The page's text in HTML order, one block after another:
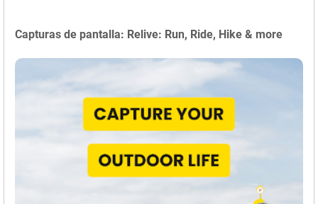
Capturas de pantalla: Relive: Run, Ride, Hike & more